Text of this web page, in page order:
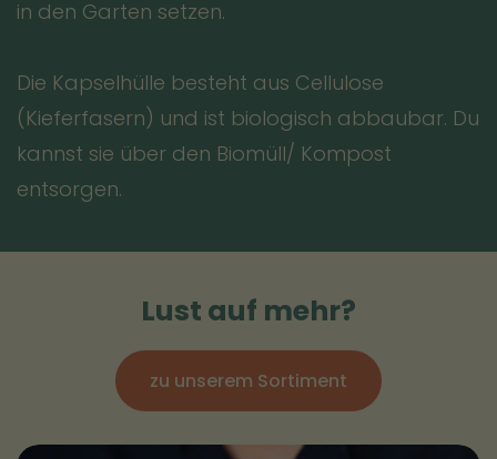
in den Garten setzen.
Die Kapselhülle besteht aus Cellulose
(Kieferfasern) und ist biologisch abbaubar. Du
kannst sie über den Biomüll/ Kompost
entsorgen.
Lust auf mehr?
zu unserem Sortiment